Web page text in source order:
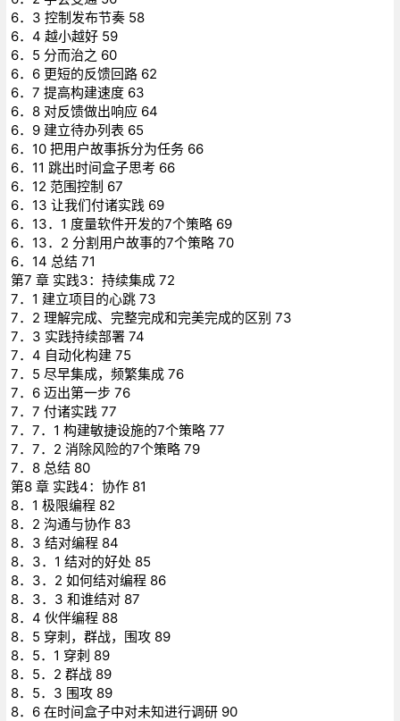
6．3 控制发布节奏 58
6．4 越小越好 59
6．5 分而治之 60
6．6 更短的反馈回路 62
6．7 提高构建速度 63
6．8 对反馈做出响应 64
6．9 建立待办列表 65
6．10 把用户故事拆分为任务 66
6．11 跳出时间盒子思考 66
6．12 范围控制 67
6．13 让我们付诸实践 69
6．13．1 度量软件开发的7个策略 69
6．13．2 分割用户故事的7个策略 70
6．14 总结 71
第7 章 实践3：持续集成 72
7．1 建立项目的心跳 73
7．2 理解完成、完整完成和完美完成的区别 73
7．3 实践持续部署 74
7．4 自动化构建 75
7．5 尽早集成，频繁集成 76
7．6 迈出第一步 76
7．7 付诸实践 77
7．7．1 构建敏捷设施的7个策略 77
7．7．2 消除风险的7个策略 79
7．8 总结 80
第8 章 实践4：协作 81
8．1 极限编程 82
8．2 沟通与协作 83
8．3 结对编程 84
8．3．1 结对的好处 85
8．3．2 如何结对编程 86
8．3．3 和谁结对 87
8．4 伙伴编程 88
8．5 穿刺，群战，围攻 89
8．5．1 穿刺 89
8．5．2 群战 89
8．5．3 围攻 89
8．6 在时间盒子中对未知进行调研 90